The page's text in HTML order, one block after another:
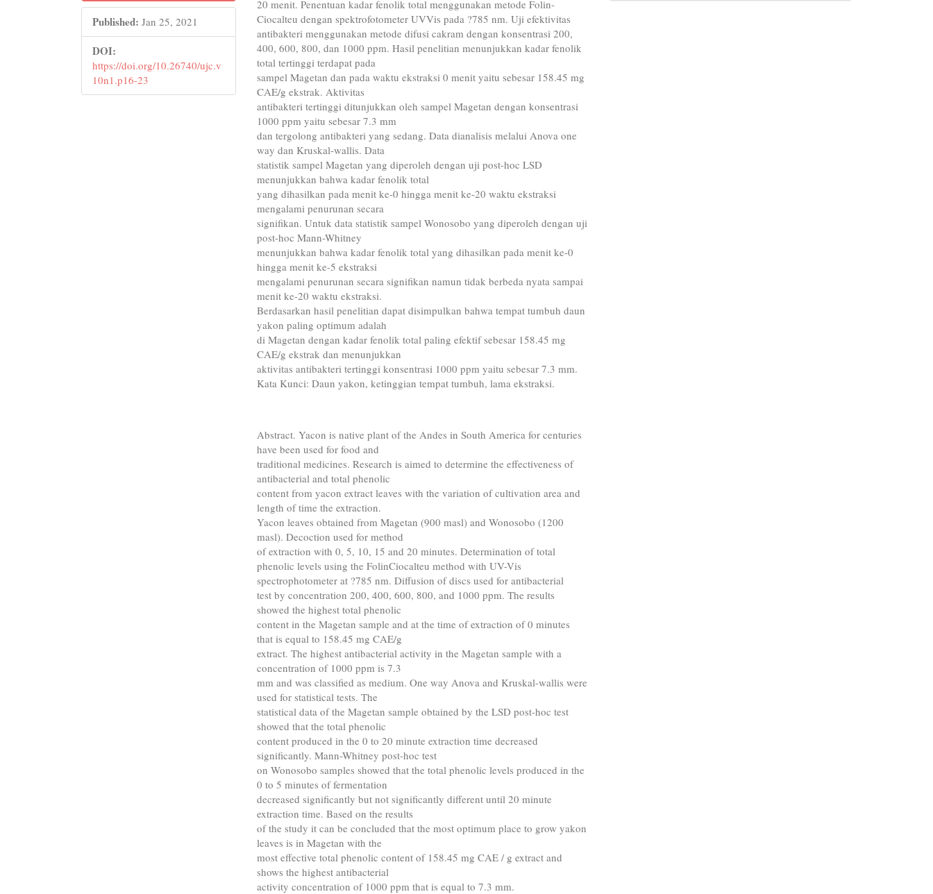
Published: Jan 25, 2021
DOI:
https://doi.org/10.26740/ujc.v
10n1.p16-23
20 menit. Penentuan kadar fenolik total menggunakan metode Folin-
Ciocalteu dengan spektrofotometer UVVis pada ?785 nm. Uji efektivitas
antibakteri menggunakan metode difusi cakram dengan konsentrasi 200,
400, 600, 800, dan 1000 ppm. Hasil penelitian menunjukkan kadar fenolik
total tertinggi terdapat pada
sampel Magetan dan pada waktu ekstraksi 0 menit yaitu sebesar 158.45 mg
CAE/g ekstrak. Aktivitas
antibakteri tertinggi ditunjukkan oleh sampel Magetan dengan konsentrasi
1000 ppm yaitu sebesar 7.3 mm
dan tergolong antibakteri yang sedang. Data dianalisis melalui Anova one
way dan Kruskal-wallis. Data
statistik sampel Magetan yang diperoleh dengan uji post-hoc LSD
menunjukkan bahwa kadar fenolik total
yang dihasilkan pada menit ke-0 hingga menit ke-20 waktu ekstraksi
mengalami penurunan secara
signifikan. Untuk data statistik sampel Wonosobo yang diperoleh dengan uji
post-hoc Mann-Whitney
menunjukkan bahwa kadar fenolik total yang dihasilkan pada menit ke-0
hingga menit ke-5 ekstraksi
mengalami penurunan secara signifikan namun tidak berbeda nyata sampai
menit ke-20 waktu ekstraksi.
Berdasarkan hasil penelitian dapat disimpulkan bahwa tempat tumbuh daun
yakon paling optimum adalah
di Magetan dengan kadar fenolik total paling efektif sebesar 158.45 mg
CAE/g ekstrak dan menunjukkan
aktivitas antibakteri tertinggi konsentrasi 1000 ppm yaitu sebesar 7.3 mm.
Kata Kunci: Daun yakon, ketinggian tempat tumbuh, lama ekstraksi.
Abstract. Yacon is native plant of the Andes in South America for centuries
have been used for food and
traditional medicines. Research is aimed to determine the effectiveness of
antibacterial and total phenolic
content from yacon extract leaves with the variation of cultivation area and
length of time the extraction.
Yacon leaves obtained from Magetan (900 masl) and Wonosobo (1200
masl). Decoction used for method
of extraction with 0, 5, 10, 15 and 20 minutes. Determination of total
phenolic levels using the FolinCiocalteu method with UV-Vis
spectrophotometer at ?785 nm. Diffusion of discs used for antibacterial
test by concentration 200, 400, 600, 800, and 1000 ppm. The results
showed the highest total phenolic
content in the Magetan sample and at the time of extraction of 0 minutes
that is equal to 158.45 mg CAE/g
extract. The highest antibacterial activity in the Magetan sample with a
concentration of 1000 ppm is 7.3
mm and was classified as medium. One way Anova and Kruskal-wallis were
used for statistical tests. The
statistical data of the Magetan sample obtained by the LSD post-hoc test
showed that the total phenolic
content produced in the 0 to 20 minute extraction time decreased
significantly. Mann-Whitney post-hoc test
on Wonosobo samples showed that the total phenolic levels produced in the
0 to 5 minutes of fermentation
decreased significantly but not significantly different until 20 minute
extraction time. Based on the results
of the study it can be concluded that the most optimum place to grow yakon
leaves is in Magetan with the
most effective total phenolic content of 158.45 mg CAE / g extract and
shows the highest antibacterial
activity concentration of 1000 ppm that is equal to 7.3 mm.